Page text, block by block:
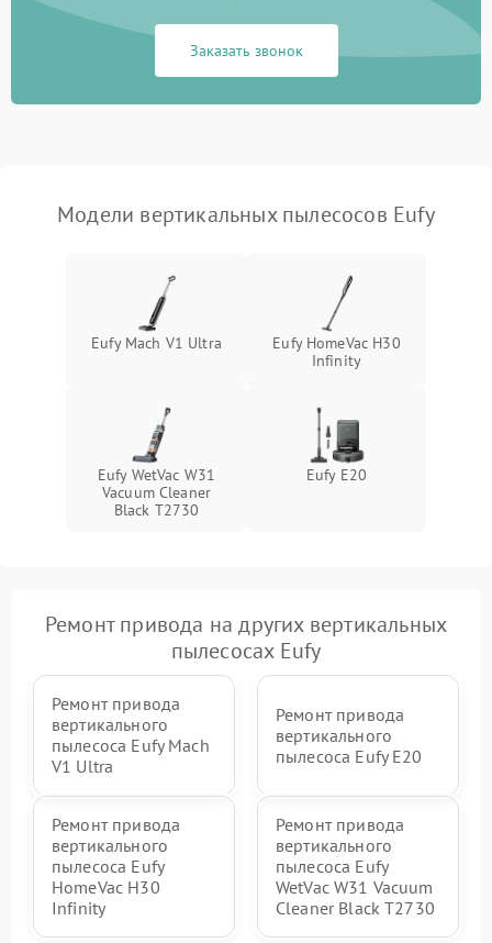
Неисправность системы
1000 ₽
Поломка системы
управления
1500 ₽ Подробнее →
освещения (если есть)
Подробнее →
Повреждение внутренних
500 ₽ Подробнее →
Поломка системы защиты
Подробнее →
Повреждение системы
защиты от короткого
Заказать звонок
Модели вертикальных пылесосов Eufy
Eufy Mach V1 Ultra
Eufy HomeVac H30
Infinity
Eufy WetVac W31
Vacuum Cleaner
Black T2730
Eufy E20
Ремонт привода на других вертикальных
пылесосах Eufy
Ремонт привода
вертикального
пылесоса Eufy Mach
V1 Ultra
Ремонт привода
вертикального
пылесоса Eufy E20
Ремонт привода
вертикального
пылесоса Eufy
HomeVac H30
Infinity
Ремонт привода
вертикального
пылесоса Eufy
WetVac W31 Vacuum
Cleaner Black T2730